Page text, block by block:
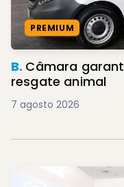
PREMIUM
B. Câmara
resgate animal
7 agosto 2026